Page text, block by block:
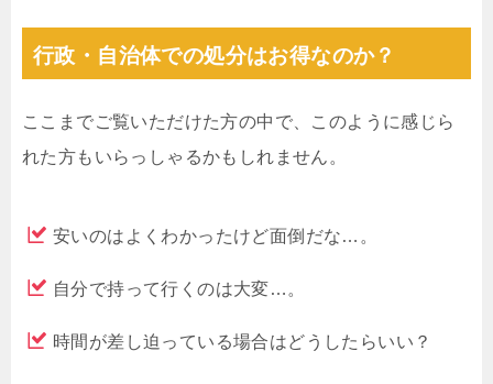
行政・自治体での処分はお得なのか？
ここまでご覧いただけた方の中で、このように感じら
れた方もいらっしゃるかもしれません。
安いのはよくわかったけど面倒だな…。
自分で持って行くのは大変…。
時間が差し迫っている場合はどうしたらいい？